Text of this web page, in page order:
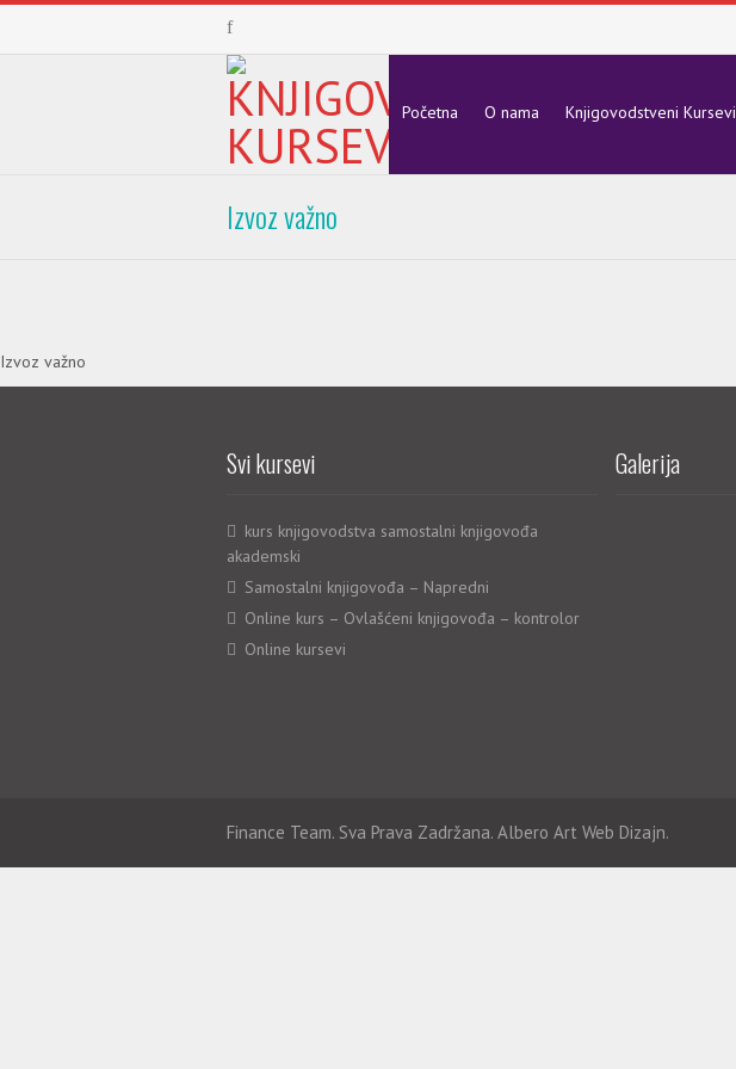
Početna O nama Knjigovodstveni Kursevi
Izvoz važno
Izvoz važno
Svi kursevi
kurs knjigovodstva samostalni knjigovođa
akademski
Samostalni knjigovođa – Napredni
Online kurs – Ovlašćeni knjigovođa – kontrolor
Online kursevi
Galerija
Finance Team. Sva Prava Zadržana. Albero Art Web Dizajn.